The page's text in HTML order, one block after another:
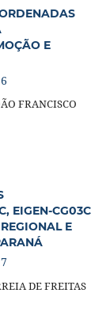
E
FRANCISCO
EIGEN-CG03C
E
DE FREITAS